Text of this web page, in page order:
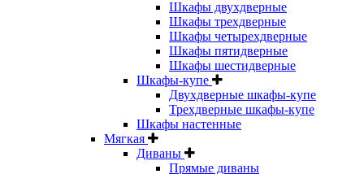
Шкафы двухдверные
Шкафы трехдверные
Шкафы четырехдверные
Шкафы пятидверные
Шкафы шестидверные
Шкафы-купе
Двухдверные шкафы-купе
Трехдверные шкафы-купе
Шкафы настенные
Мягкая
Диваны
Прямые диваны